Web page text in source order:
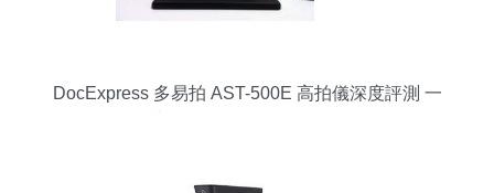
DocExpress 多易拍 AST-500E 高拍儀深度評測 一